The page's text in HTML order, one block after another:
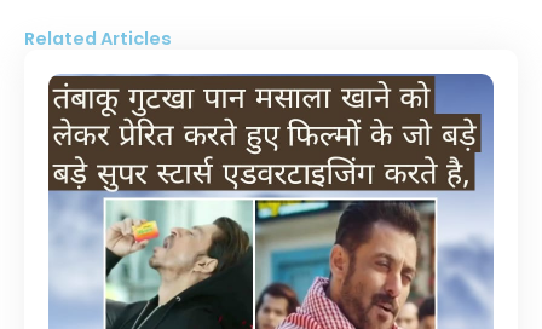
Related Articles